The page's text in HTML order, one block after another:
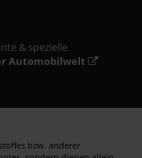
& spezielle
Automobilwelt
bzw. anderer